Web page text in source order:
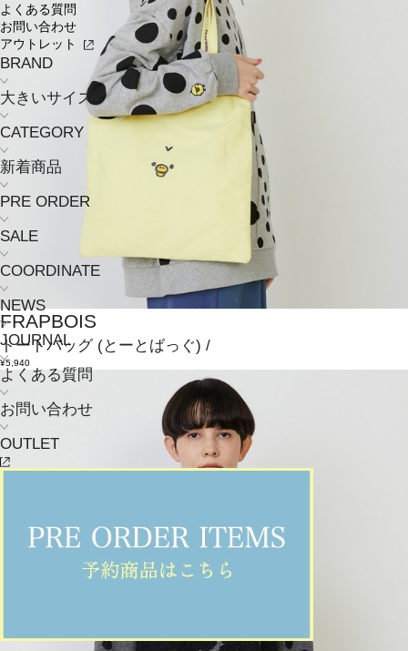
よくある質問
お問い合わせ
アウトレット
BRAND
大きいサイズ
CATEGORY
新着商品
PRE ORDER
SALE
COORDINATE
NEWS
JOURNAL
よくある質問
お問い合わせ
OUTLET
FRAPBOIS
トートバッグ (とーとばっぐ) /
¥5,940